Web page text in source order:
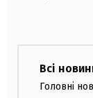
Всі
Головні